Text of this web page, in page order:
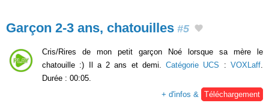
Garçon 2-3 ans, chatouilles #5
Cris/Rires de mon petit garçon Noé lorsque sa mère le
chatouille :) Il a 2 ans et demi.Catégorie UCS :VOXLaff.
Durée : 00:05.
+ d'infos & Téléchargement